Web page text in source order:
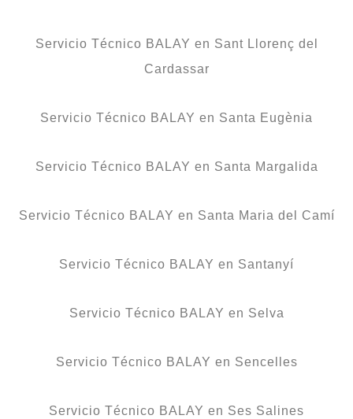
Servicio Técnico BALAY en Sant Llorenç del
Cardassar
Servicio Técnico BALAY en Santa Eugènia
Servicio Técnico BALAY en Santa Margalida
Servicio Técnico BALAY en Santa Maria del Camí
Servicio Técnico BALAY en Santanyí
Servicio Técnico BALAY en Selva
Servicio Técnico BALAY en Sencelles
Servicio Técnico BALAY en Ses Salines